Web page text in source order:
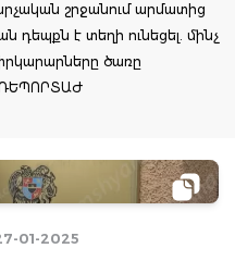
շրջանում արմատից
է տեղի ունեցել. մինչ
ծառը
01-2025